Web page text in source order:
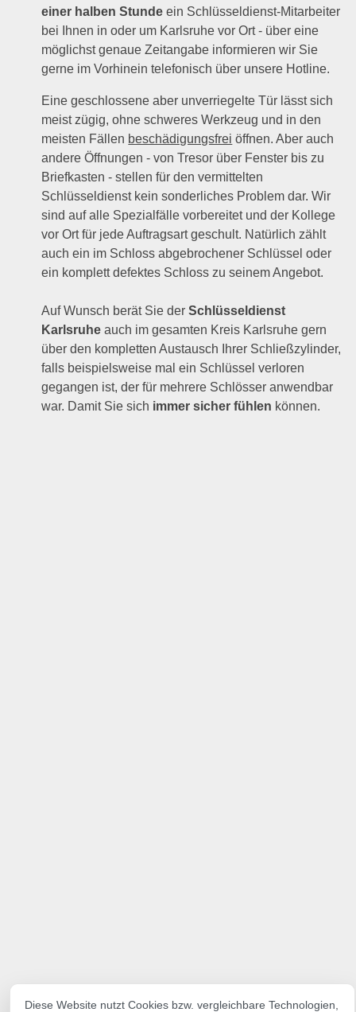
einer halben Stunde ein Schlüsseldienst-Mitarbeiter
bei Ihnen in oder um Karlsruhe vor Ort - über eine
möglichst genaue Zeitangabe informieren wir Sie
gerne im Vorhinein telefonisch über unsere Hotline.
Eine geschlossene aber unverriegelte Tür lässt sich
meist zügig, ohne schweres Werkzeug und in den
meisten Fällen beschädigungsfrei öffnen. Aber auch
andere Öffnungen - von Tresor über Fenster bis zu
Briefkasten - stellen für den vermittelten
Schlüsseldienst kein sonderliches Problem dar. Wir
sind auf alle Spezialfälle vorbereitet und der Kollege
vor Ort für jede Auftragsart geschult. Natürlich zählt
auch ein im Schloss abgebrochener Schlüssel oder
ein komplett defektes Schloss zu seinem Angebot.
Auf Wunsch berät Sie derSchlüsseldienst
Karlsruhe auch im gesamten Kreis Karlsruhe gern
über den kompletten Austausch Ihrer Schließzylinder,
falls beispielsweise mal ein Schlüssel verloren
gegangen ist, der für mehrere Schlösser anwendbar
war. Damit Sie sich immer sicher fühlen können.
Diese Website nutzt Cookies bzw. vergleichbare Technologien,